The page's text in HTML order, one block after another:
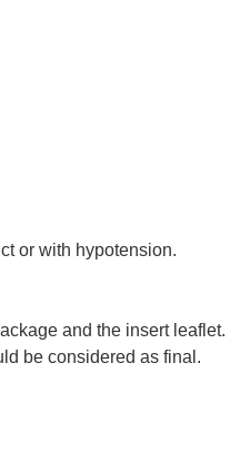
or with hypotension.
and the insert leaflet.
be considered as final.